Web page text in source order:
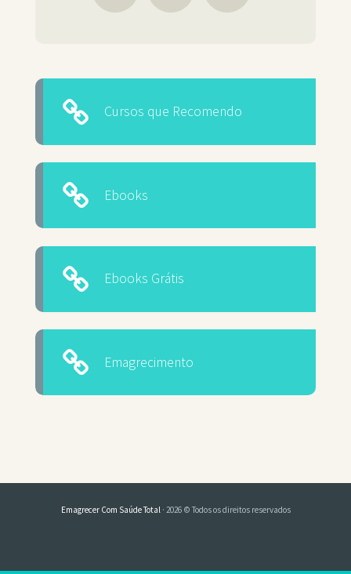
Cursos que Recomendo
Ebooks
Ebooks Grátis
Emagrecimento
Emagrecer Com Saúde Total · 2026 © Todos os direitos reservados